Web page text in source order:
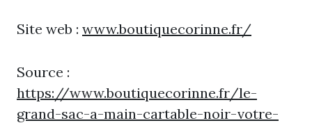
Site web : www.boutiquecorinne.fr/
Source :
https://www.boutiquecorinne.fr/le-
grand-sac-a-main-cartable-noir-votre-